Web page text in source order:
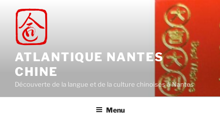
contenu
principal
ATLANTIQUE NANTES
CHINE
Découverte de la langue et de la culture chinoises à Nantes
Menu